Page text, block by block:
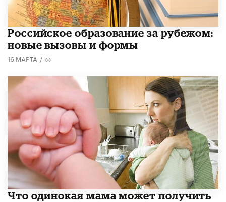
Российское образование за рубежом:
новые вызовы и формы
16 МАРТА /
Что одинокая мама может получить